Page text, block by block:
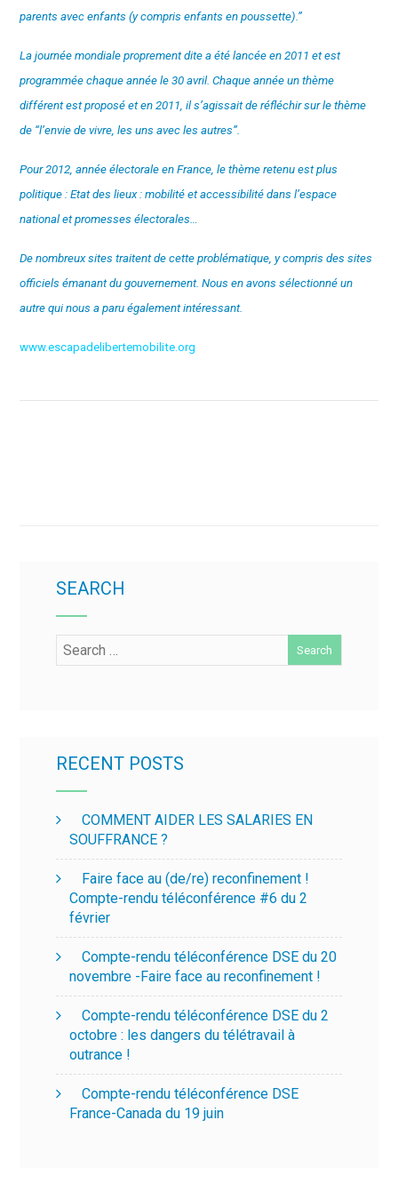
parents avec enfants (y compris enfants en poussette).”
La journée mondiale proprement dite a été lancée en 2011 et est
programmée chaque année le 30 avril. Chaque année un thème
différent est proposé et en 2011, il s’agissait de réfléchir sur le thème
de “l’envie de vivre, les uns avec les autres”.
Pour 2012, année électorale en France, le thème retenu est plus
politique : Etat des lieux : mobilité et accessibilité dans l’espace
national et promesses électorales…
De nombreux sites traitent de cette problématique, y compris des sites
officiels émanant du gouvernement. Nous en avons sélectionné un
autre qui nous a paru également intéressant.
www.escapadelibertemobilite.org
SEARCH
RECENT POSTS
COMMENT AIDER LES SALARIES EN
SOUFFRANCE ?
Faire face au (de/re) reconfinement !
Compte-rendu téléconférence #6 du 2
février
Compte-rendu téléconférence DSE du 20
novembre -Faire face au reconfinement !
Compte-rendu téléconférence DSE du 2
octobre : les dangers du télétravail à
outrance !
Compte-rendu téléconférence DSE
France-Canada du 19 juin